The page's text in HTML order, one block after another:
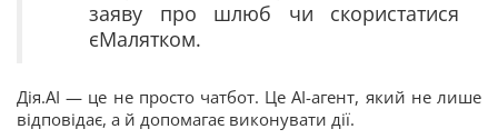
заяву про шлюб чи скористатися
єМалятком.
Дія.АІ — це не просто чатбот. Це AI-агент, який не лише
відповідає, а й допомагає виконувати дії.